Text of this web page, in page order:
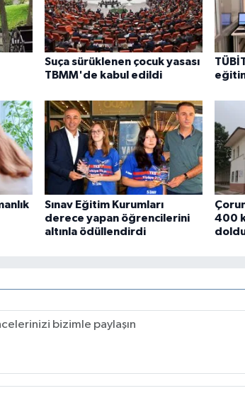
Suça sürüklenen çocuk yasası
TBMM'de kabul edildi
Sınav Eğitim Kurumları
derece yapan öğrencilerini
altınla ödüllendirdi
400